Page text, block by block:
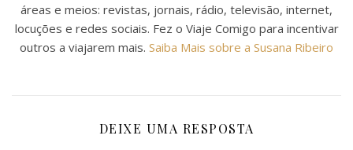
áreas e meios: revistas, jornais, rádio, televisão, internet,
locuções e redes sociais. Fez o Viaje Comigo para incentivar
outros a viajarem mais. Saiba Mais sobre a Susana Ribeiro
DEIXE UMA RESPOSTA